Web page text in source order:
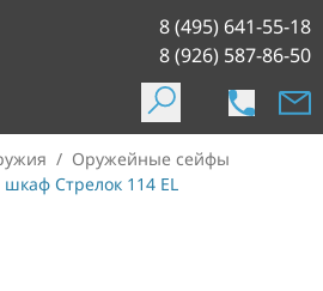
8 (495) 641-55-18
8 (926) 587-86-50
/ Оружейные сейфы
Стрелок 114 EL